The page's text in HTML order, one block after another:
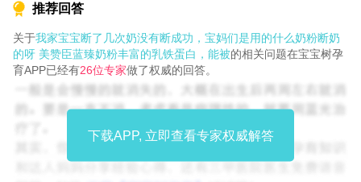
推荐回答
关于我家宝宝断了几次奶没有断成功，宝妈们是用的什么奶粉断奶
的呀 美赞臣蓝臻奶粉丰富的乳铁蛋白，能被的相关问题在宝宝树孕
育APP已经有26位专家做了权威的回答。
下载APP, 立即查看专家权威解答